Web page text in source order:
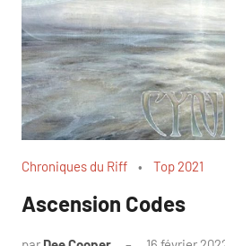
Chroniques du Riff Top 2021
Ascension Codes